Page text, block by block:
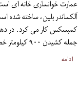
آلکساندر بلین، ساخته
جمله کشیدن ۹۰۰ کیلومتر خط آهن) در ایران انجام داد.
ادامه